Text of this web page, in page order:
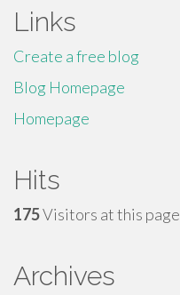
Links
Create a free blog
Blog Homepage
Homepage
Hits
175Visitors at this page
Archives